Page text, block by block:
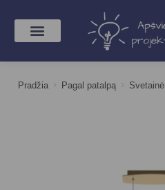
Pradžia > Pagal patalpą > Svetainė